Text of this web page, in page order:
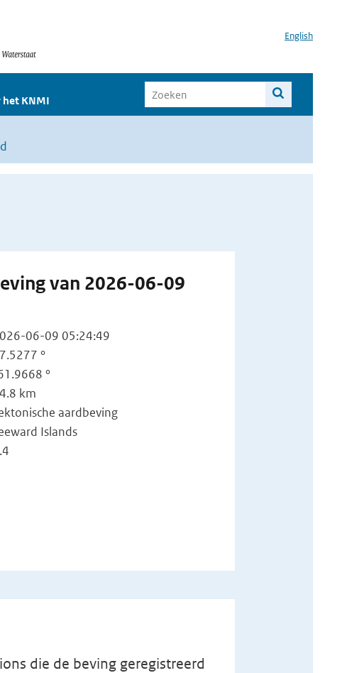
English
het KNMI
van 2026-06-09
06-09 05:24:49
°
°
km
aardbeving
Islands
die de beving geregistreerd